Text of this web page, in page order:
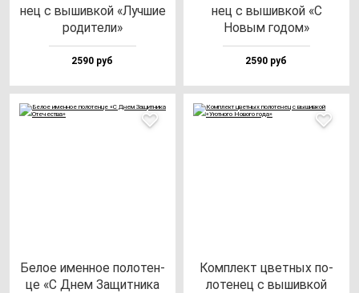
нец с вы­шив­кой «Луч­шие
ро­ди­те­ли»
2590 руб
нец с вы­шив­кой «С
Новым го­дом»
2590 руб
Белое имен­ное по­ло­тен­
це «С Днем Защит­ни­ка
Ком­плект цвет­ных по­
ло­те­нец с вы­шив­кой